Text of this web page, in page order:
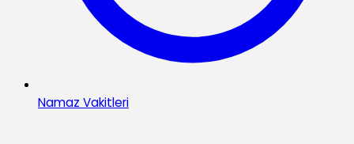
Namaz Vakitleri